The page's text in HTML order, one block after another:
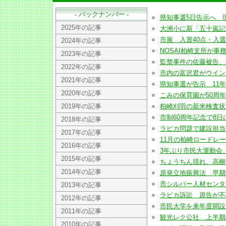
県知事選5日告示へ
大洲小に新「五十嵐
市展 入賞40点・入選
NOSAI柏崎支所が事
監禁事件の佐藤被告
市内の富沢君がウイ
県知事選が告示 11
こみの保育園が50周
柏崎刈羽の新米検査
市制60周年記念で8日
ラピカ問題で建設担
11月の柏崎ロードレ
3年ぶり市民大運動会
ちょうちん揺れ、高
原発立地振興法 早期
市シルバー人材セン
ラピカ訴訟 原告が不
市民大学を来年度開
観光レク公社 上半期
- バックナンバー -
2025年の記事
2024年の記事
2023年の記事
2022年の記事
2021年の記事
2020年の記事
2019年の記事
2018年の記事
2017年の記事
2016年の記事
2015年の記事
2014年の記事
2013年の記事
2012年の記事
2011年の記事
2010年の記事